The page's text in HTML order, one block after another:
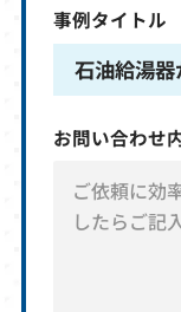
事例タイトル
石油給湯
お問い合わせ